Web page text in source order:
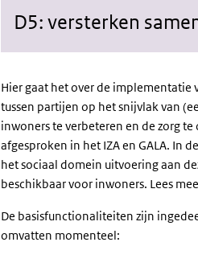
D5: versterken
Hier gaat het over de
tussen partijen op het snijvlak van
inwoners te verbeteren en de zorg
afgesproken in het IZA en GALA. In
het sociaal domein uitvoering aan
beschikbaar voor inwoners. Lees
De basisfunctionaliteiten zijn
omvatten momenteel: